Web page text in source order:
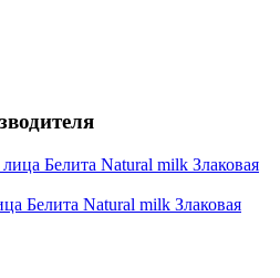
Белита Natural milk Злаковая